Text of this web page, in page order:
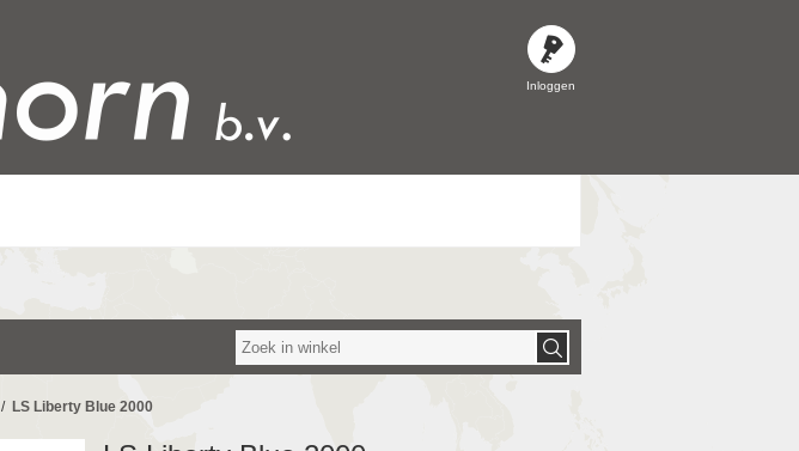
Inloggen
/ LS Liberty Blue 2000